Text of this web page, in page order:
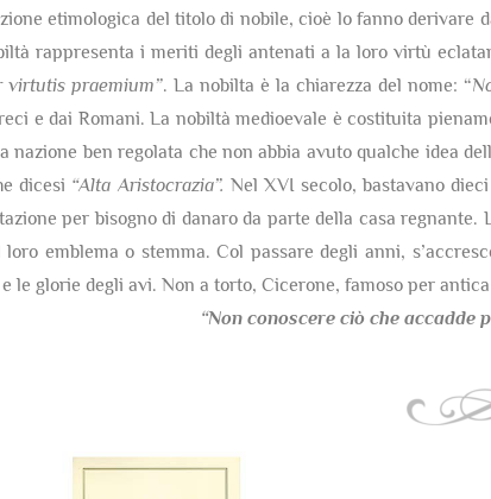
etimologica del titolo di nobile, cioè lo fanno derivare
rappresenta i meriti degli antenati a la loro virtù
virtutis praemium”. La nobilta è la chiarezza del nome: “
e dai Romani. La nobiltà medioevale è costituita
nazione ben regolata che non abbia avuto qualche idea
dicesi “Alta Aristocrazia”. Nel XVI secolo, bastavano
per bisogno di danaro da parte della casa
emblema o stemma. Col passare degli anni,
le glorie degli avi. Non a torto, Cicerone, famoso per
“Non conoscere ciò che accadde